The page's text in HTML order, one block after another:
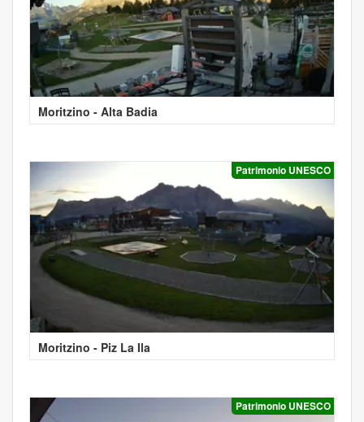
Moritzino - Alta Badia
Patrimonio UNESCO
Moritzino - Piz La Ila
Patrimonio UNESCO